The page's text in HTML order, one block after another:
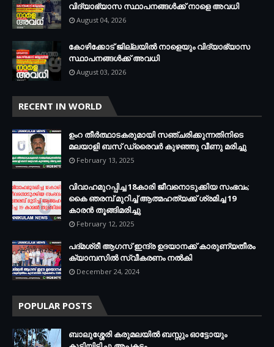
വിദ്യാഭ്യാസ സ്ഥാപനങ്ങൾക്ക് നാളെ അവധി
August 04, 2026
കോഴിക്കോട് ജില്ലയിൽ നാളെയും വിദ്യാഭ്യാസ
സ്ഥാപനങ്ങൾക്ക് അവധി
August 03, 2026
RECENT IN WORLD
ഉംറ തീർത്ഥാടകരുമായി സഞ്ചരിക്കുന്നതിനിടെ
മലയാളി ബസ് ഡ്രൈവർ കുഴഞ്ഞു വീണു മരിച്ചു
February 13, 2025
വിവാഹമുറപ്പിച്ച 18കാരി ജീവനൊടുക്കിയ സംഭവം;
കൈ ഞരമ്പ് മുറിച്ച് ആത്മഹത്യക്ക് ശ്രമിച്ച 19
കാരൻ തൂങ്ങിമരിച്ചു
February 12, 2025
പദ്മശ്രീ ആഗസ് ഇന്ദ്ര ഉദയാനക്ക് കാരുണ്യതീരം
ക്യാമ്പസിൽ സ്വീകരണം നൽകി
December 24, 2024
POPULAR POSTS
ബാലുശ്ശേരി കരുമലയില്‍ ബസ്സും ഓട്ടോയും